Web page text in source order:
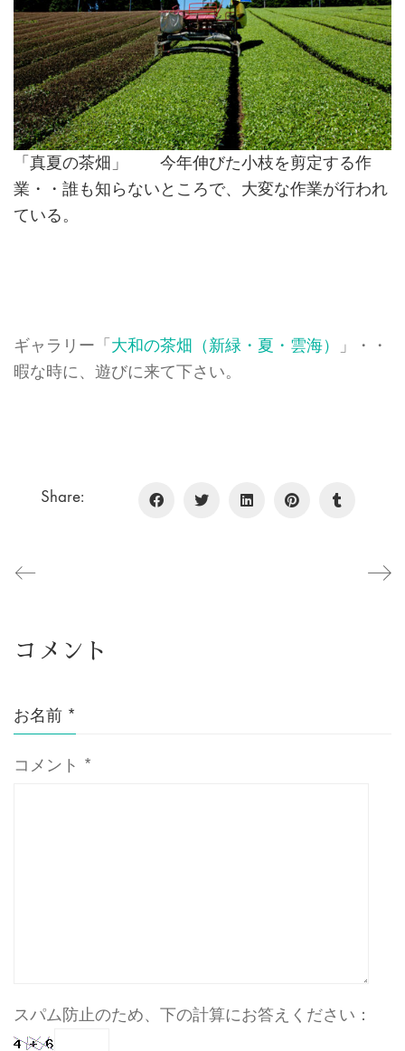
「真夏の茶畑」 今年伸びた小枝を剪定する作
業・・誰も知らないところで、大変な作業が行われ
ている。
ギャラリー「 大和の茶畑（新緑・夏・雲海）
」・・
暇な時に、遊びに来て下さい。
Share:
コメント
お名前 *
コメント *
スパム防止のため、下の計算にお答えください：